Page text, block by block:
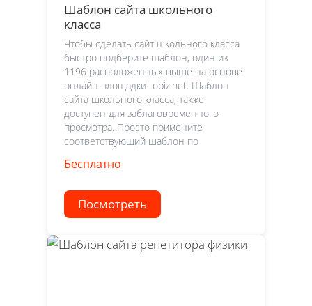
Шаблон сайта школьного
класса
Чтобы сделать сайт школьного класса
быстро подберите шаблон, один из
1196 расположенных выше на основе
онлайн площадки tobiz.net. Шаблон
сайта школьного класса, также
доступен для заблаговременного
просмотра. Просто примените
соответствующий шаблон по
Бесплатно
Посмотреть